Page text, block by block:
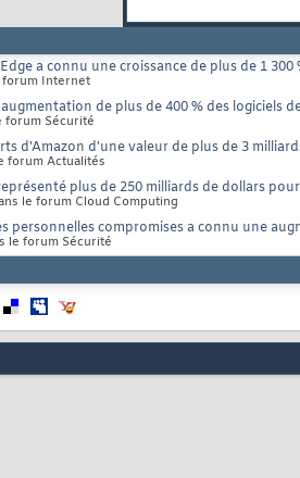
a connu une croissance de plus de 1
forum Internet
de plus de 400 % des logiciels
forum Sécurité
d'Amazon d'une valeur de plus de 3
forum Actualités
plus de 250 milliards de dollars
le forum Cloud Computing
personnelles compromises a connu une
le forum Sécurité